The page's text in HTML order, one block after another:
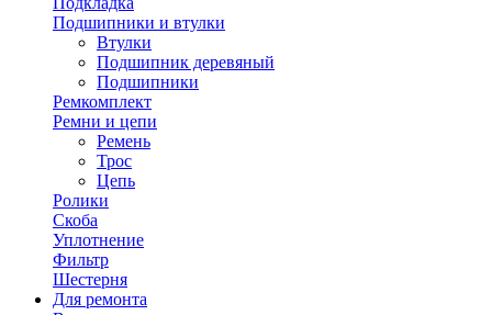
Подшипники и втулки
Втулки
Подшипник деревяный
Подшипники
Ремкомплект
Ремни и цепи
Ремень
Трос
Цепь
Ролики
Скоба
Уплотнение
Фильтр
Шестерня
Для ремонта